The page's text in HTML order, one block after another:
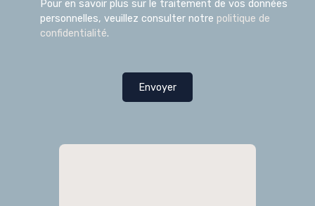
Pour en savoir plus sur le traitement de vos données
personnelles, veuillez consulter notre politique de
confidentialité.
Envoyer